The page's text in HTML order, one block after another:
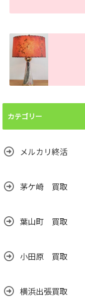
とめて買取しま
す。大量でもお任
せください
2026.07.22
せんか？汚れても
売れます！
カテゴリー
メルカリ終活
茅ケ崎 買取
葉山町 買取
小田原 買取
横浜出張買取